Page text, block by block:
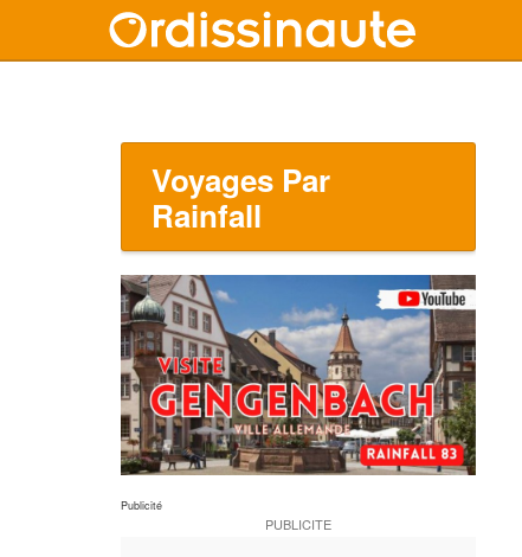
Voyages Par
Rainfall